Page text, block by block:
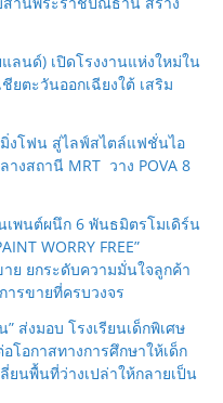
ลนด์) เปิดโรงงานแห่งใหม่ใน
ยตะวันออกเฉียงใต้ เสริม
มิ่งโฟน สู่ไลฟ์สไตล์แฟชั่นไอ
งสถานี MRT วาง POVA 8
เพนต์ผนึก 6 พันธมิตรโมเดิร์น
WORRY FREE”
ยกระดับความมั่นใจลูกค้า
รขายที่ครบวงจร
ส่งมอบ โรงเรียนเด็กพิเศษ
โอกาสทางการศึกษาให้เด็ก
ยนพื้นที่ว่างเปล่าให้กลายเป็น